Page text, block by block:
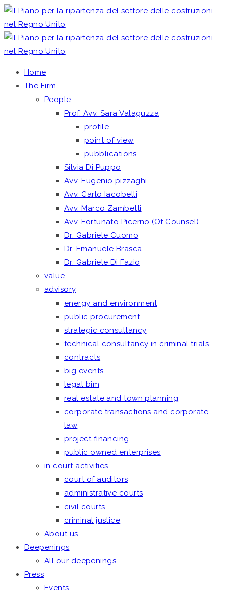
Home
The Firm
People
Prof. Avv. Sara Valaguzza
profile
point of view
pubblications
Silvia Di Puppo
Avv. Eugenio pizzaghi
Avv. Carlo Iacobelli
Avv. Marco Zambetti
Avv. Fortunato Picerno (Of Counsel)
Dr. Gabriele Cuomo
Dr. Emanuele Brasca
Dr. Gabriele Di Fazio
value
advisory
energy and environment
public procurement
strategic consultancy
technical consultancy in criminal trials
contracts
big events
legal bim
real estate and town planning
corporate transactions and corporate
law
project financing
public owned enterprises
in court activities
court of auditors
administrative courts
civil courts
criminal justice
About us
Deepenings
All our deepenings
Press
Events